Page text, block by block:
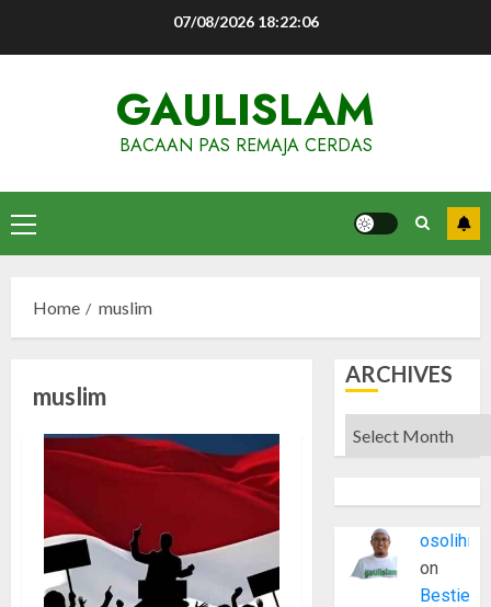
07/08/2026 18:22:06
GAULISLAM
BACAAN PAS REMAJA CERDAS
Primary
Menu
Home muslim
muslim
ARCHIVES
Archives
osolihin
on
Bestie